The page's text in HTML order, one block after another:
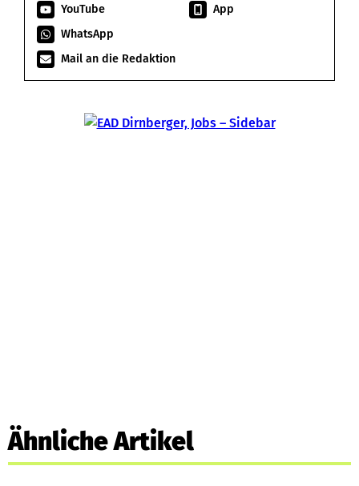
YouTube
App
WhatsApp
Mail an die Redaktion
Ähnliche Artikel